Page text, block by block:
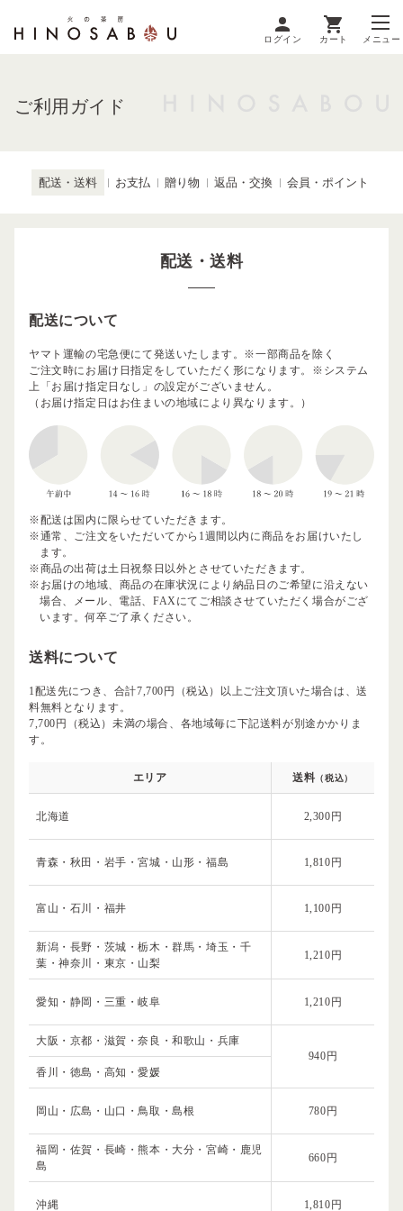
ログイン カート メニュー
ご利用ガイド
配送・送料 お支払 贈り物 返品・交換 会員・ポイント
配送・送料
配送について
ヤマト運輸の宅急便にて発送いたします。※一部商品を除く
ご注文時にお届け日指定をしていただく形になります。※システム
上「お届け指定日なし」の設定がございません。
（お届け指定日はお住まいの地域により異なります。）
※配送は国内に限らせていただきます。
※通常、ご注文をいただいてから1週間以内に商品をお届けいたし
ます。
※商品の出荷は土日祝祭日以外とさせていただきます。
※お届けの地域、商品の在庫状況により納品日のご希望に沿えない
場合、メール、電話、FAXにてご相談させていただく場合がござ
います。何卒ご了承ください。
送料について
1配送先につき、合計7,700円（税込）以上ご注文頂いた場合は、送
料無料となります。
7,700円（税込）未満の場合、各地域毎に下記送料が別途かかりま
す。
エリア 送料 （税込）
北海道 2,300円
青森・秋田・岩手・宮城・山形・福島 1,810円
富山・石川・福井 1,100円
新潟・長野・茨城・栃木・群馬・埼玉・千
葉・神奈川・東京・山梨
1,210円
愛知・静岡・三重・岐阜 1,210円
大阪・京都・滋賀・奈良・和歌山・兵庫
940円
香川・徳島・高知・愛媛
岡山・広島・山口・鳥取・島根 780円
福岡・佐賀・長崎・熊本・大分・宮崎・鹿児
島
660円
沖縄 1,810円